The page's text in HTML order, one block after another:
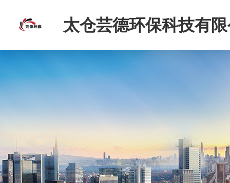
太仓芸德环保科技有